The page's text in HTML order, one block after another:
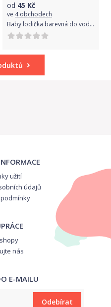
od 45 Kč
ve 4 obchodech
Baby lodička barevná do vody set 3ks na kartě pro miminko
užití
údajů
nás
E-MAILU
Odebírat